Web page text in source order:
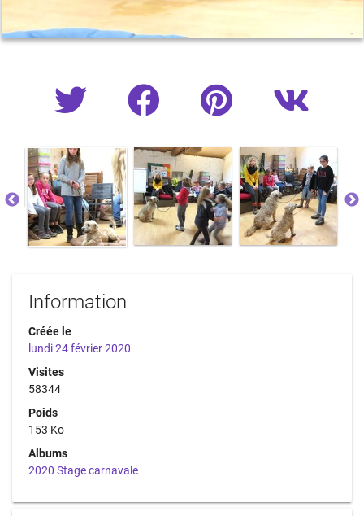
Information
Créée le
lundi 24 février 2020
Visites
58344
Poids
153 Ko
Albums
2020 Stage carnavale